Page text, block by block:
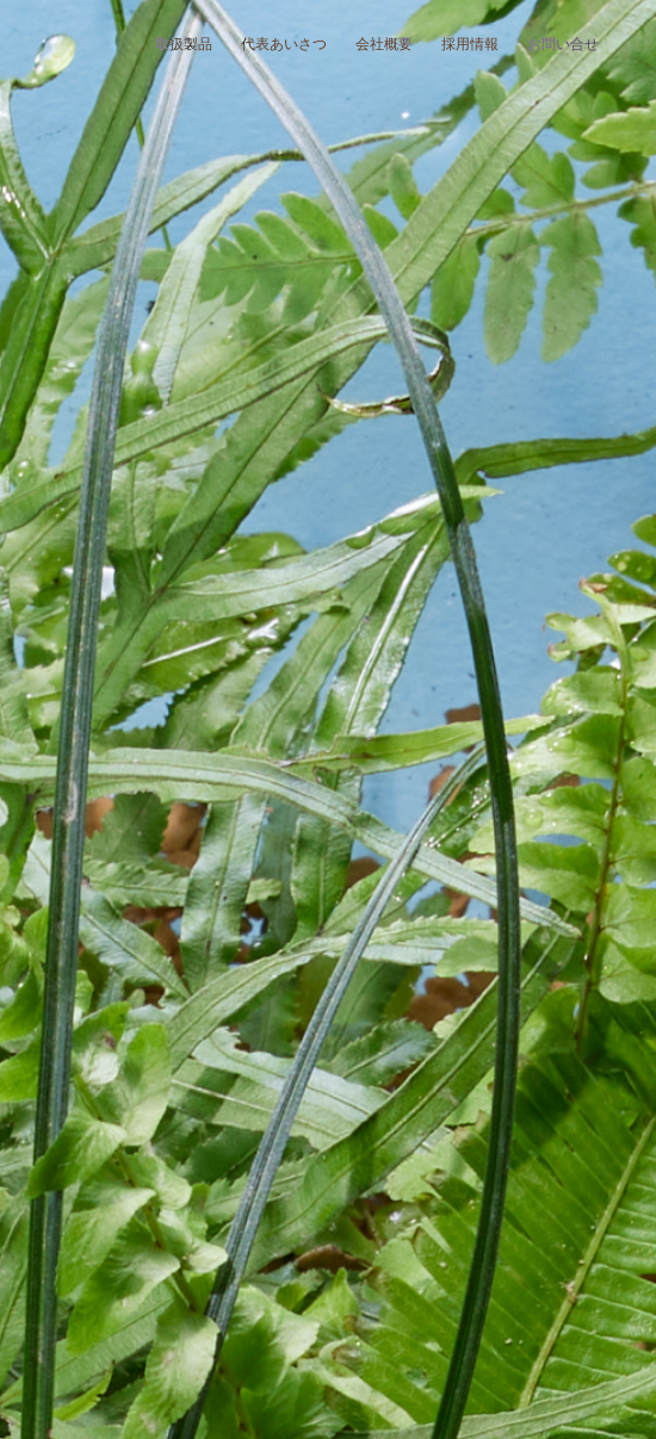
取扱製品 代表あいさつ 会社概要 採用情報 お問い合せ